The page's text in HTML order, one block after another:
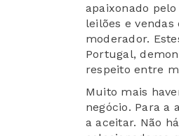
apaixonado
leilões e
moderador.
Portugal,
respeito entre
Muito mais
negócio. Para a
a aceitar. Não